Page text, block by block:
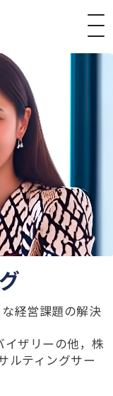
経営課題の解決
ザリーの他，株
ルティングサー